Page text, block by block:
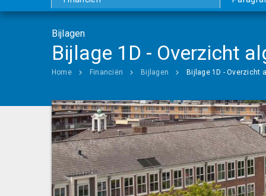
Bijlagen
Bijlage 1D - Overzicht
Home Financiën Bijlagen Bijlage 1D - Overzicht